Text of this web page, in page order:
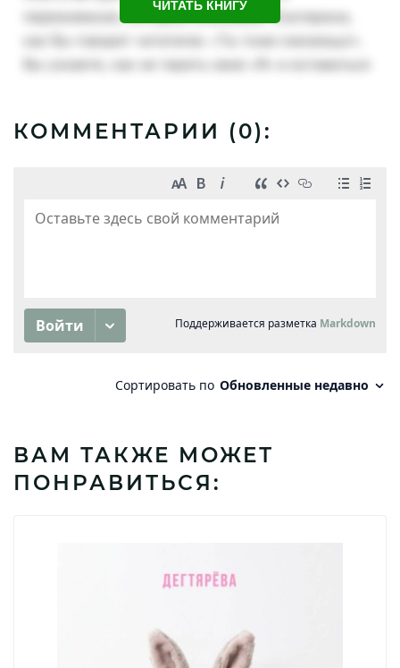
ЧИТАТЬ КНИГУ
КОММЕНТАРИИ (0):
ВАМ ТАКЖЕ МОЖЕТ
ПОНРАВИТЬСЯ: